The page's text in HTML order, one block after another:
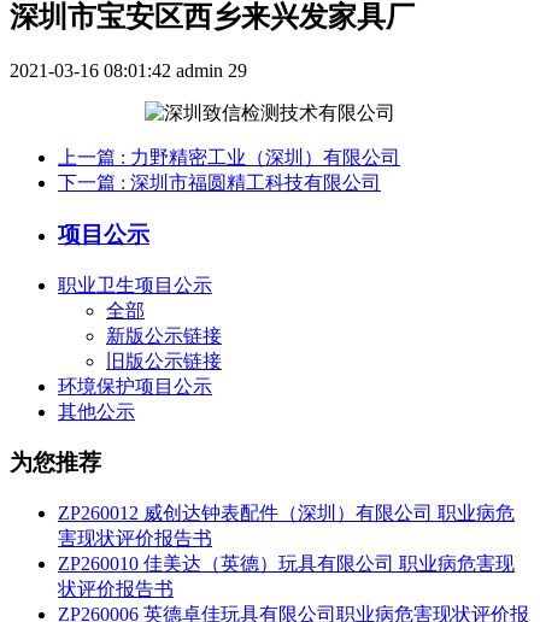
深圳市宝安区西乡来兴发家具厂
2021-03-16 08:01:42 admin 29
上一篇 : 力野精密工业（深圳）有限公司
下一篇 : 深圳市福圆精工科技有限公司
项目公示
职业卫生项目公示
全部
新版公示链接
旧版公示链接
环境保护项目公示
其他公示
为您推荐
ZP260012 威创达钟表配件（深圳）有限公司 职业病危
害现状评价报告书
ZP260010 佳美达（英德）玩具有限公司 职业病危害现
状评价报告书
ZP260006 英德卓佳玩具有限公司职业病危害现状评价报